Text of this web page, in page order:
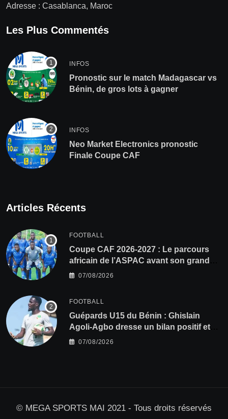
Adresse : Casablanca, Maroc
Les Plus Commentés
INFOS
Pronostic sur le match Madagascar vs
Bénin, de gros lots à gagner
INFOS
Neo Market Electronics pronostic
Finale Coupe CAF
Articles Récents
FOOTBALL
Coupe CAF 2026-2027 : Le parcours
africain de l’ASPAC avant son grand
retour
07/08/2026
FOOTBALL
Guépards U15 du Bénin : Ghislain
Agoli-Agbo dresse un bilan positif et
mise sur la relève
07/08/2026
© MEGA SPORTS MAI 2021 - Tous droits réservés